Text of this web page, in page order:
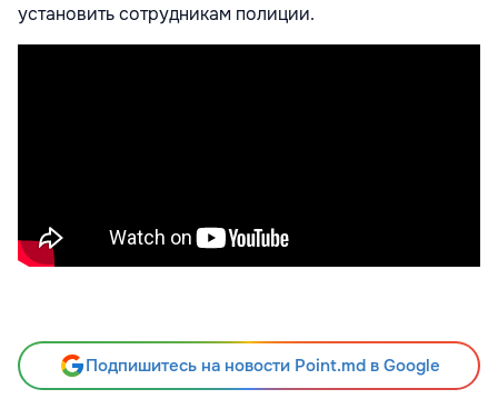
установить сотрудникам полиции.
Подпишитесь на новости Point.md в Google